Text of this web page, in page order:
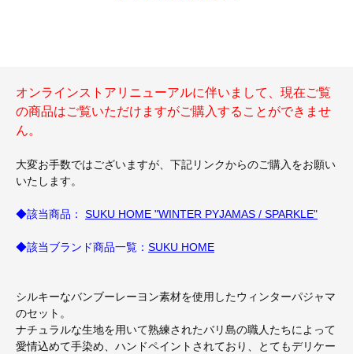
オンラインストアリニューアルに伴いまして、現在ご覧
の商品はご覧いただけますがご購入することができませ
ん。
大変お手数ではございますが、下記リンクからのご購入をお願い
いたします。
◆該当商品： SUKU HOME "WINTER PYJAMAS / SPARKLE"
◆該当ブランド商品一覧： SUKU HOME
シルキーなバンブーレーヨン素材を使用したウィンターパジャマ
のセット。
ナチュラルな生地を用いて熟練されたバリ島の職人たちによって
愛情込めて手染め、ハンドペイントされており、とてもデリケー